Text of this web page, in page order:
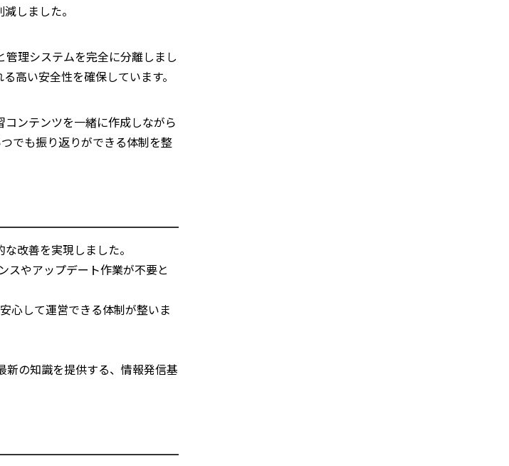
しました。
理システムを完全に分離しまし
高い安全性を確保しています。
ンテンツを一緒に作成しながら
でも振り返りができる体制を整
改善を実現しました。
スやアップデート作業が不要と
心して運営できる体制が整いま
新の知識を提供する、情報発信基